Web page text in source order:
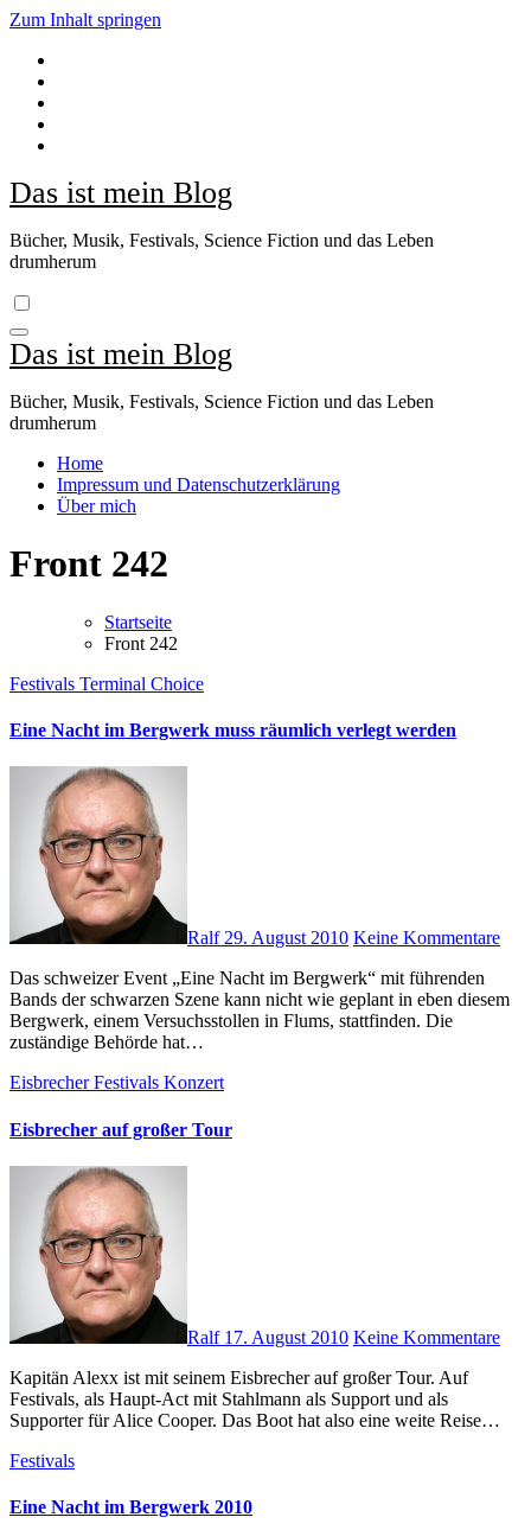
Zum Inhalt springen
Das ist mein Blog
Bücher, Musik, Festivals, Science Fiction und das Leben
drumherum
Das ist mein Blog
Bücher, Musik, Festivals, Science Fiction und das Leben
drumherum
Home
Impressum und Datenschutzerklärung
Über mich
Front 242
Startseite
Front 242
Festivals Terminal Choice
Eine Nacht im Bergwerk muss räumlich verlegt werden
Ralf29. August 2010 Keine Kommentare
Das schweizer Event „Eine Nacht im Bergwerk“ mit führenden
Bands der schwarzen Szene kann nicht wie geplant in eben diesem
Bergwerk, einem Versuchsstollen in Flums, stattfinden. Die
zuständige Behörde hat…
EisbrecherFestivals Konzert
Eisbrecher auf großer Tour
Ralf 17. August 2010 Keine Kommentare
Kapitän Alexx ist mit seinem Eisbrecher auf großer Tour. Auf
Festivals, als Haupt-Act mit Stahlmann als Support und als
Supporter für Alice Cooper. Das Boot hat also eine weite Reise…
Festivals
Eine Nacht im Bergwerk 2010